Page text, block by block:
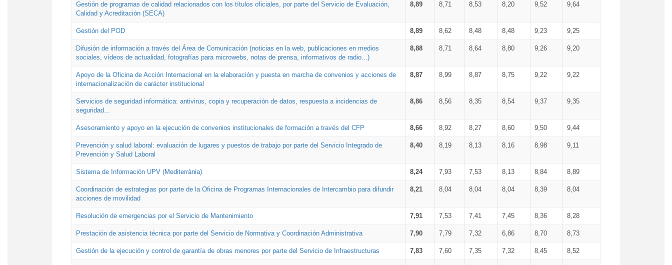
Gestión de programas de calidad relacionados con los títulos oficiales, por parte del Servicio de Evaluación,
Calidad y Acreditación (SECA)
8,89 8,71 8,53 8,20 9,52 9,64
Gestión del POD 8,89 8,62 8,48 8,48 9,23 9,25
Difusión de información a través del Área de Comunicación (noticias en la web, publicaciones en medios
sociales, vídeos de actualidad, fotografías para microwebs, notas de prensa, informativos de radio...)
8,88 8,71 8,64 8,80 9,26 9,20
Apoyo de la Oficina de Acción Internacional en la elaboración y puesta en marcha de convenios y acciones de
internacionalización de carácter institucional
8,87 8,99 8,87 8,75 9,22 9,22
Servicios de seguridad informática: antivirus, copia y recuperación de datos, respuesta a incidencias de
seguridad...
8,86 8,56 8,35 8,54 9,37 9,35
Asesoramiento y apoyo en la ejecución de convenios institucionales de formación a través del CFP 8,66 8,92 8,27 8,60 9,50 9,44
Prevención y salud laboral: evaluación de lugares y puestos de trabajo por parte del Servicio Integrado de
Prevención y Salud Laboral
8,40 8,19 8,13 8,16 8,98 9,11
Sistema de Información UPV (Mediterrània) 8,24 7,93 7,53 8,13 8,84 8,89
Coordinación de estrategias por parte de la Oficina de Programas Internacionales de Intercambio para difundir
acciones de movilidad
8,21 8,04 8,04 8,04 8,39 8,04
Resolución de emergencias por el Servicio de Mantenimiento 7,91 7,53 7,41 7,45 8,36 8,28
Prestación de asistencia técnica por parte del Servicio de Normativa y Coordinación Administrativa 7,90 7,79 7,32 6,86 8,70 8,73
Gestión de la ejecución y control de garantía de obras menores por parte del Servicio de Infraestructuras 7,83 7,60 7,35 7,32 8,45 8,52